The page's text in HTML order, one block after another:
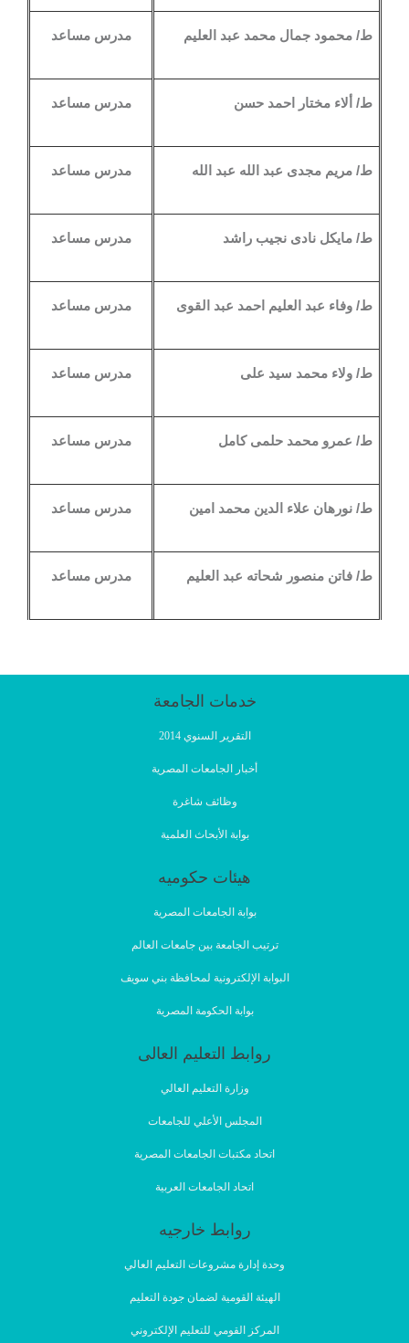
ط/ محمود جمال محمد عبد العليم مدرس مساعد
ط/ ألاء مختار احمد حسن مدرس مساعد
ط/ مريم مجدى عبد الله عبد الله مدرس مساعد
ط/ مايكل نادى نجيب راشد مدرس مساعد
ط/ وفاء عبد العليم احمد عبد القوى مدرس مساعد
ط/ ولاء محمد سيد على مدرس مساعد
ط/ عمرو محمد حلمى كامل مدرس مساعد
ط/ نورهان علاء الدين محمد امين مدرس مساعد
ط/ فاتن منصور شحاته عبد العليم مدرس مساعد
خدمات الجامعة
التقرير السنوي 2014
أخبار الجامعات المصرية
وظائف شاغرة
بوابة الأبحاث العلمية
هيئات حكوميه
بوابة الجامعات المصرية
ترتيب الجامعة بين جامعات العالم
البوابة الإلكترونية لمحافظة بني سويف
بوابة الحكومة المصرية
روابط التعليم العالى
وزارة التعليم العالي
المجلس الأعلي للجامعات
اتحاد مكتبات الجامعات المصرية
اتحاد الجامعات العربية
روابط خارجيه
وحدة إدارة مشروعات التعليم العالي
الهيئة القومية لضمان جودة التعليم
المركز القومي للتعليم الإلكتروني